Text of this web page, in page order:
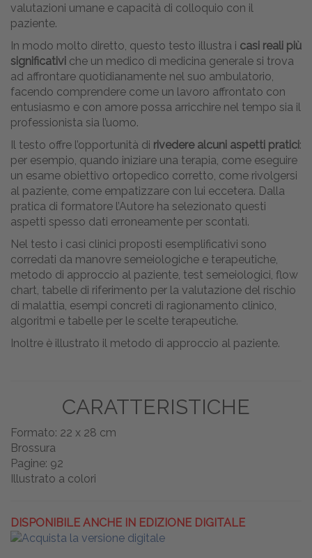
valutazioni umane e capacità di colloquio con il
paziente.
In modo molto diretto, questo testo illustra i casi reali più
significativi che un medico di medicina generale si trova
ad affrontare quotidianamente nel suo ambulatorio,
facendo comprendere come un lavoro affrontato con
entusiasmo e con amore possa arricchire nel tempo sia il
professionista sia l’uomo.
Il testo offre l’opportunità di rivedere alcuni aspetti pratici :
per esempio, quando iniziare una terapia, come eseguire
un esame obiettivo ortopedico corretto, come rivolgersi
al paziente, come empatizzare con lui eccetera. Dalla
pratica di formatore l’Autore ha selezionato questi
aspetti spesso dati erroneamente per scontati.
Nel testo i casi clinici proposti esemplificativi sono
corredati da manovre semeiologiche e terapeutiche,
metodo di approccio al paziente, test semeiologici, flow
chart, tabelle di riferimento per la valutazione del rischio
di malattia, esempi concreti di ragionamento clinico,
algoritmi e tabelle per le scelte terapeutiche.
Inoltre è illustrato il metodo di approccio al paziente.
CARATTERISTICHE
Formato: 22 x 28 cm
Brossura
Pagine: 92
Illustrato a colori
DISPONIBILE ANCHE IN EDIZIONE DIGITALE